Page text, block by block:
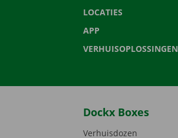
LOCATIES
APP
VERHUISOPLOSSINGEN
Dockx Boxes
Verhuisdozen